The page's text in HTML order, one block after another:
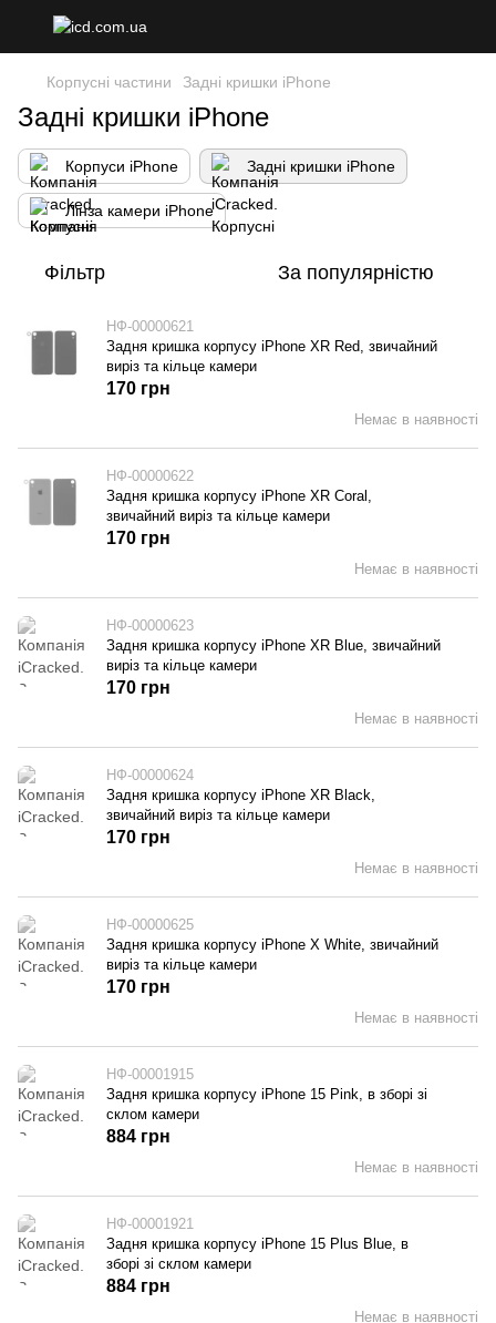
Корпусні частини Задні кришки iPhone
Задні кришки iPhone
Корпуси iPhone Задні кришки iPhone
Лінза камери iPhone
Фільтр За популярністю
НФ-00000621
Задня кришка корпусу iPhone XR Red, звичайний
виріз та кільце камери
Немає в наявності
170 грн
НФ-00000622
Задня кришка корпусу iPhone XR Coral,
звичайний виріз та кільце камери
Немає в наявності
170 грн
НФ-00000623
Задня кришка корпусу iPhone XR Blue, звичайний
виріз та кільце камери
Немає в наявності
170 грн
НФ-00000624
Задня кришка корпусу iPhone XR Black,
звичайний виріз та кільце камери
Немає в наявності
170 грн
НФ-00000625
Задня кришка корпусу iPhone X White, звичайний
виріз та кільце камери
Немає в наявності
170 грн
НФ-00001915
Задня кришка корпусу iPhone 15 Pink, в зборі зі
склом камери
Немає в наявності
884 грн
НФ-00001921
Задня кришка корпусу iPhone 15 Plus Blue, в
зборі зі склом камери
Немає в наявності
884 грн